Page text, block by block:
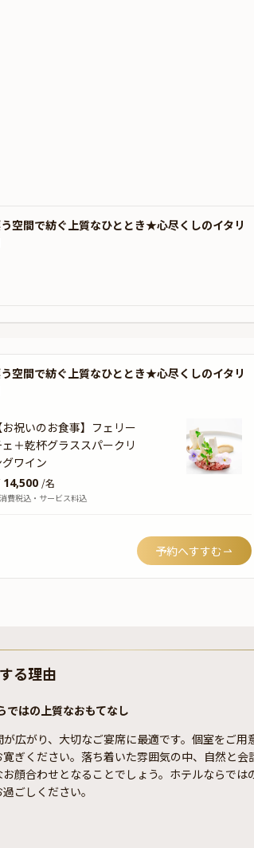
ム配送に遅延が発生する可能性がございます。
のお祝いアイテムの掲載を休止しております。
空間で紡ぐ上質なひととき★心尽くしのイタリ
空間で紡ぐ上質なひととき★心尽くしのイタリ
お祝いのお食事】フェリー
ェ＋乾杯グラススパークリ
グワイン
14,500 /名
費税込・サービス料込
予約へすすむ
る理由
はの上質なおもてなし
広がり、大切なご宴席に最適です。個室をご用
ぎください。落ち着いた雰囲気の中、自然と会
顔合わせとなることでしょう。ホテルならでは
ごしください。